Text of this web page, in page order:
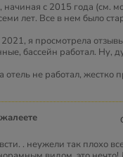
начиная с 2015 года (см.
лет. Все в нем было
я просмотрела
бассейн работал. Ну,
не работал, жестко
. неужели так плохо